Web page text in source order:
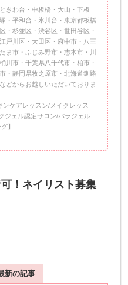
きわ台・中板橋・大山・下板
・平和台・氷川台・東京都板橋
・杉並区・渋谷区・世田谷区・
戸川区・大田区・府中市・八王
ま市・ふじみ野市・志木市・川
川市・千葉県八千代市・柏市・
・静岡県牧之原市・北海道釧路
どからお越しいただいておりま
ンケアレッスン/メイクレッス
ジェル認定サロン/パラジェル
】
！ネイリスト募集
新の記事